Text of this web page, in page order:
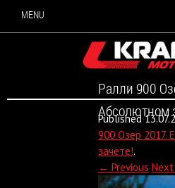
MENU
Ралли 900
Абсолютном
Published
900 Озер 2017.
зачете!.
← Previous